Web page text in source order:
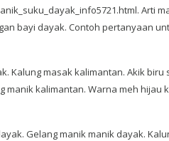
Arti
bayi dayak. Contoh pertanyaan
Kalung masak kalimantan. Akik biru
manik kalimantan. Warna meh hijau
Gelang manik manik dayak.